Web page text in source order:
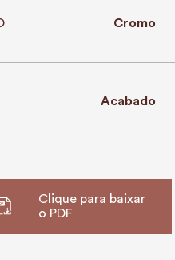
Cromo
Acabado
Clique para baixar
o PDF